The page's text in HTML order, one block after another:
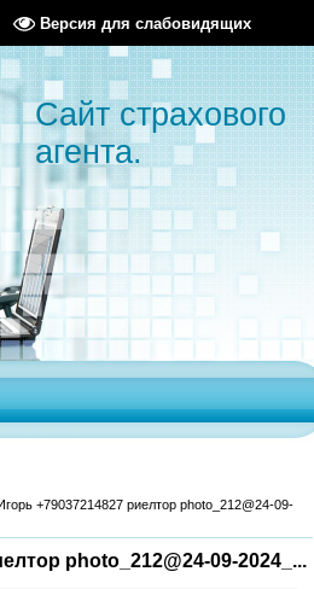
Версия для слабовидящих
Сайт страхового
агента.
+79037214827 риелтор photo_212@24-09-
photo_212@24-09-2024_...